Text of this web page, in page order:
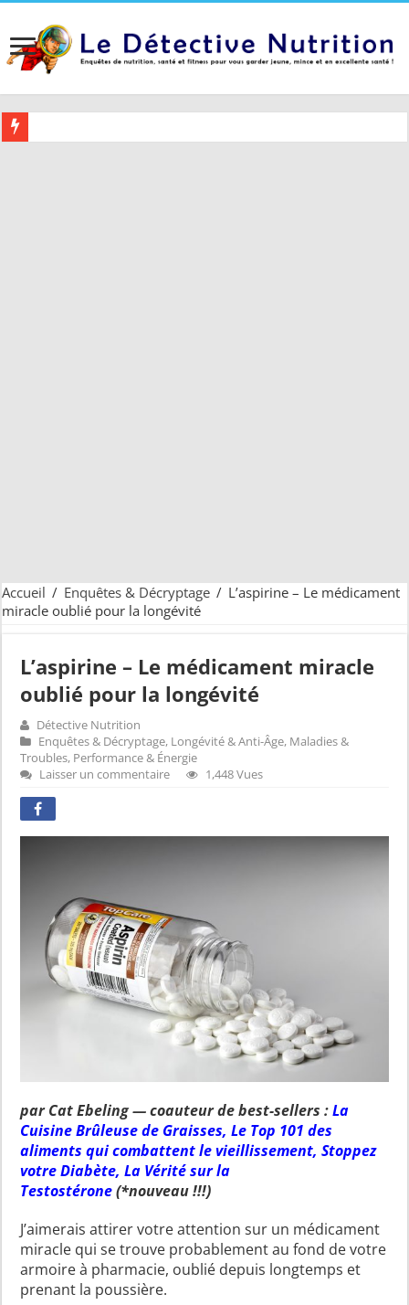
Accueil / Enquêtes & Décryptage / L’aspirine – Le médicament
miracle oublié pour la longévité
L’aspirine – Le médicament miracle
oublié pour la longévité
Détective Nutrition
Enquêtes & Décryptage, Longévité & Anti-Âge, Maladies &
Troubles, Performance & Énergie
Laisser un commentaire
1,448 Vues
par Cat Ebeling — coauteur de best-sellers :La
Cuisine Brûleuse de Graisses,Le Top 101 des
aliments qui combattent le vieillissement,Stoppez
votre Diabète,La Vérité sur la
Testostérone(*nouveau !!!)
J’aimerais attirer votre attention sur un médicament
miracle qui se trouve probablement au fond de votre
armoire à pharmacie, oublié depuis longtemps et
prenant la poussière.